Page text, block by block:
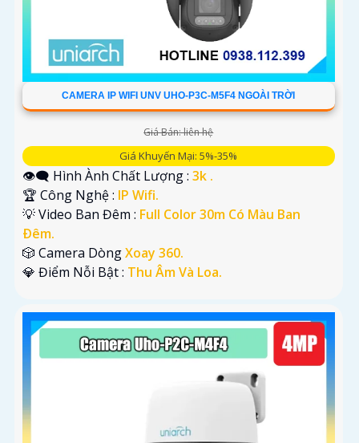
CAMERA IP WIFI UNV UHO-P3C-M5F4 NGOÀI TRỜI
Giá Bán: liên hệ
Giá Khuyến Mại: 5%-35%
👁️‍🗨 Hình Ành Chất Lượng : 3k .
🏆 Công Nghệ : IP Wifi.
💡 Video Ban Đêm : Full Color 30m Có Màu Ban
Ðêm.
🎲 Camera DòngXoay 360.
️💎 Điểm Nỗi Bật : Thu Âm Và Loa.